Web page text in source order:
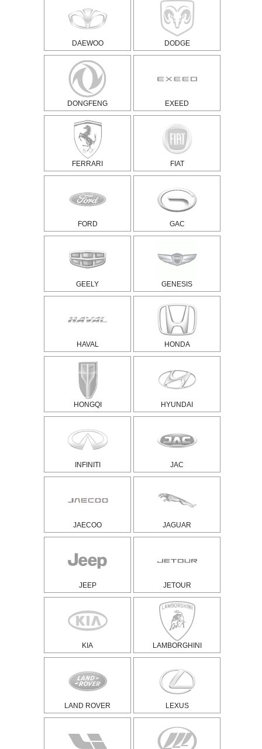
DAEWOO DODGE
DONGFENG EXEED
FERRARI FIAT
FORD GAC
GEELY GENESIS
HAVAL HONDA
HONGQI HYUNDAI
INFINITI JAC
JAECOO JAGUAR
JEEP JETOUR
KIA LAMBORGHINI
LAND ROVER LEXUS